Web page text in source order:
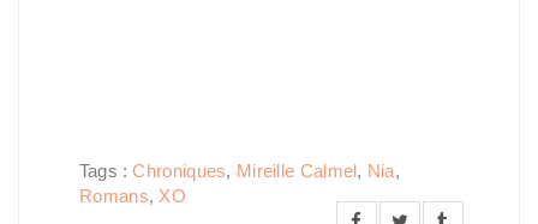
Tags :Chroniques, Mireille Calmel, Nia,
Romans, XO